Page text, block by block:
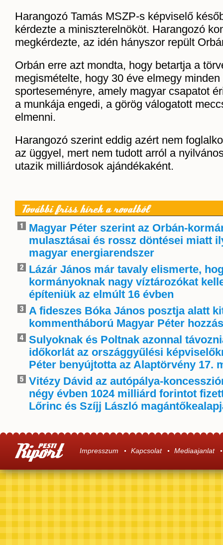
Harangozó Tamás MSZP-s képviselő
kérdezte a miniszterelnököt. Harangozó
megkérdezte, az idén hányszor repült
Orbán erre azt mondta, hogy betartja a
megismételte, hogy 30 éve elmegy minden
sporteseményre, amely magyar csapatot
a munkája engedi, a görög válogatott
elmenni.
Harangozó szerint eddig azért nem
az üggyel, mert nem tudott arról a
utazik milliárdosok ajándékaként.
További friss hírek a rovatból
Magyar Péter szerint az Orbán-
mulasztásai és rossz döntései miatt
magyar energiarendszer
Lázár János már tavaly elismerte,
kormányoknak nagy víztározókat
építeniük az elmúlt 16 évben
A fideszes Bóka János posztja alatt
kommentháború Magyar Péter
Sulyoknak és Poltnak azonnal
időkorlát az országgyűlési
Péter benyújtotta az Alaptörvény 17.
Vitézy Dávid az autópálya-
négy évben 1024 milliárd forintot
Lőrinc és Szíjj László
Impresszum Kapcsolat Mediaajanlat